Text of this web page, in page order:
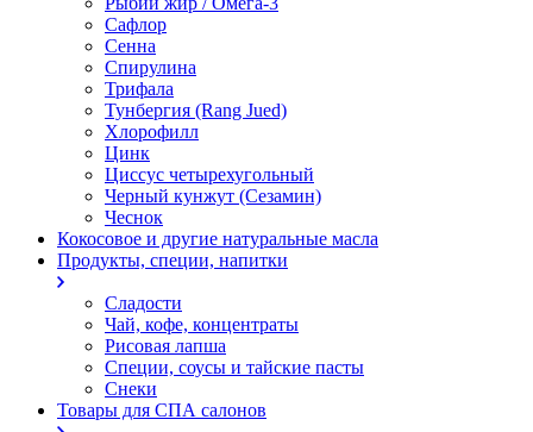
Сафлор
Сенна
Спирулина
Трифала
Тунбергия (Rang Jued)
Хлорофилл
Цинк
Циссус четырехугольный
Черный кунжут (Сезамин)
Чеснок
Кокосовое и другие натуральные масла
Продукты, специи, напитки
Сладости
Чай, кофе, концентраты
Рисовая лапша
Специи, соусы и тайские пасты
Снеки
Товары для СПА салонов